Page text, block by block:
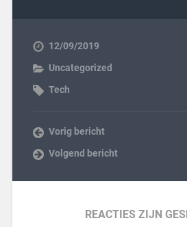
12/09/2019
Uncategorized
Tech
Vorig bericht
Volgend bericht
REACTIES ZIJN